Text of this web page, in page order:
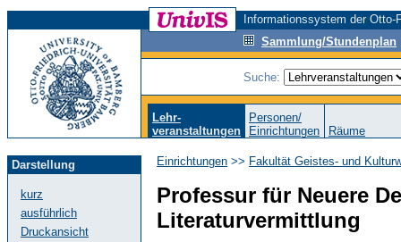
Informationssystem der
Sammlung/Stundenplan
Suche:
Lehr-
veranstaltungen
Personen/
Einrichtungen
Räume
Darstellung
kurz
ausführlich
Druckansicht
Einrichtungen >> Fakultät Geistes- und
Professur für Neuere
Literaturvermittlung